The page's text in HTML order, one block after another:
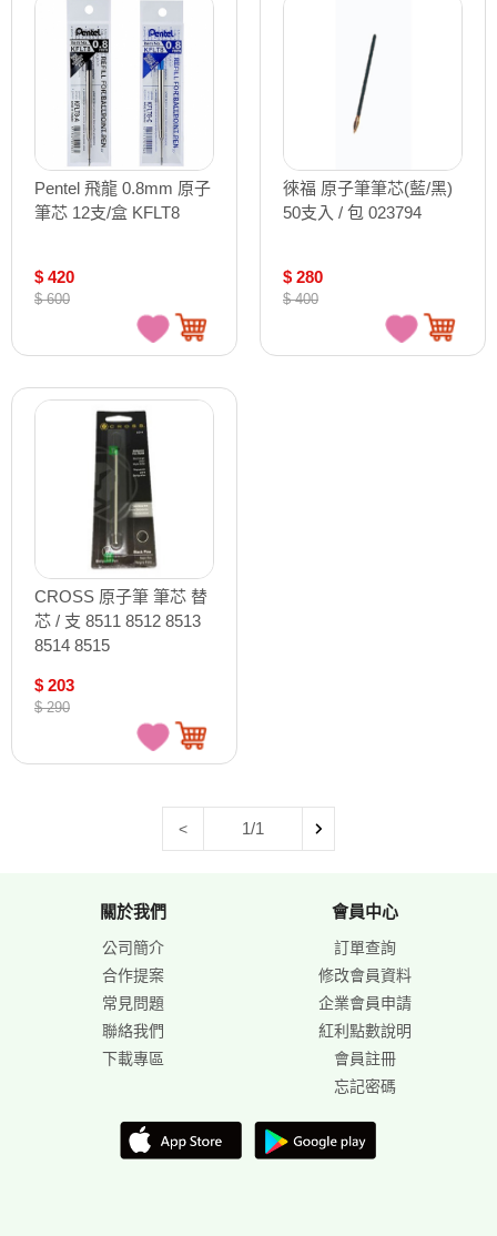
Pentel 飛龍 0.8mm 原子
筆芯 12支/盒 KFLT8
$ 420
$ 600
徠福 原子筆筆芯(藍/黑)
50支入 / 包 023794
$ 280
$ 400
CROSS 原子筆 筆芯 替
芯 / 支 8511 8512 8513
8514 8515
$ 203
$ 290
< 1/1
關於我們
公司簡介
合作提案
常見問題
聯絡我們
下載專區
會員中心
訂單查詢
修改會員資料
企業會員申請
紅利點數說明
會員註冊
忘記密碼